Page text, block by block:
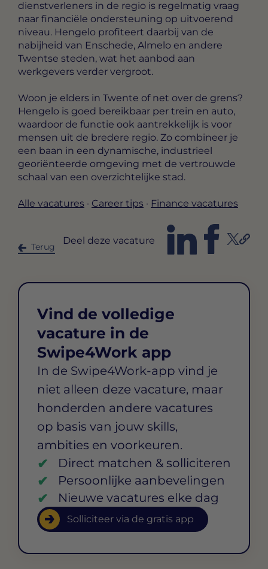
dienstverleners in de regio is regelmatig vraag
naar financiële ondersteuning op uitvoerend
niveau. Hengelo profiteert daarbij van de
nabijheid van Enschede, Almelo en andere
Twentse steden, wat het aanbod aan
werkgevers verder vergroot.
Woon je elders in Twente of net over de grens?
Hengelo is goed bereikbaar per trein en auto,
waardoor de functie ook aantrekkelijk is voor
mensen uit de bredere regio. Zo combineer je
een baan in een dynamische, industrieel
georiënteerde omgeving met de vertrouwde
schaal van een overzichtelijke stad.
Alle vacatures · Career tips · Finance vacatures
Terug
Deel deze vacature
Vind de volledige
vacature in de
Swipe4Work app
In de Swipe4Work-app vind je
niet alleen deze vacature, maar
honderden andere vacatures
op basis van jouw skills,
ambities en voorkeuren.
Direct matchen & solliciteren
Persoonlijke aanbevelingen
Nieuwe vacatures elke dag
Solliciteer via de gratis app